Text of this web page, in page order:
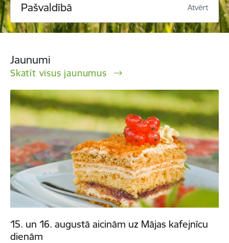
Pašvaldībā Atvērt
Jaunumi
Skatīt visus jaunumus
15. un 16. augustā aicinām uz Mājas kafejnīcu
dienām